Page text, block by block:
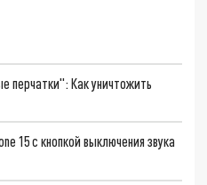
перчатки": Как уничтожить
15 с кнопкой выключения звука